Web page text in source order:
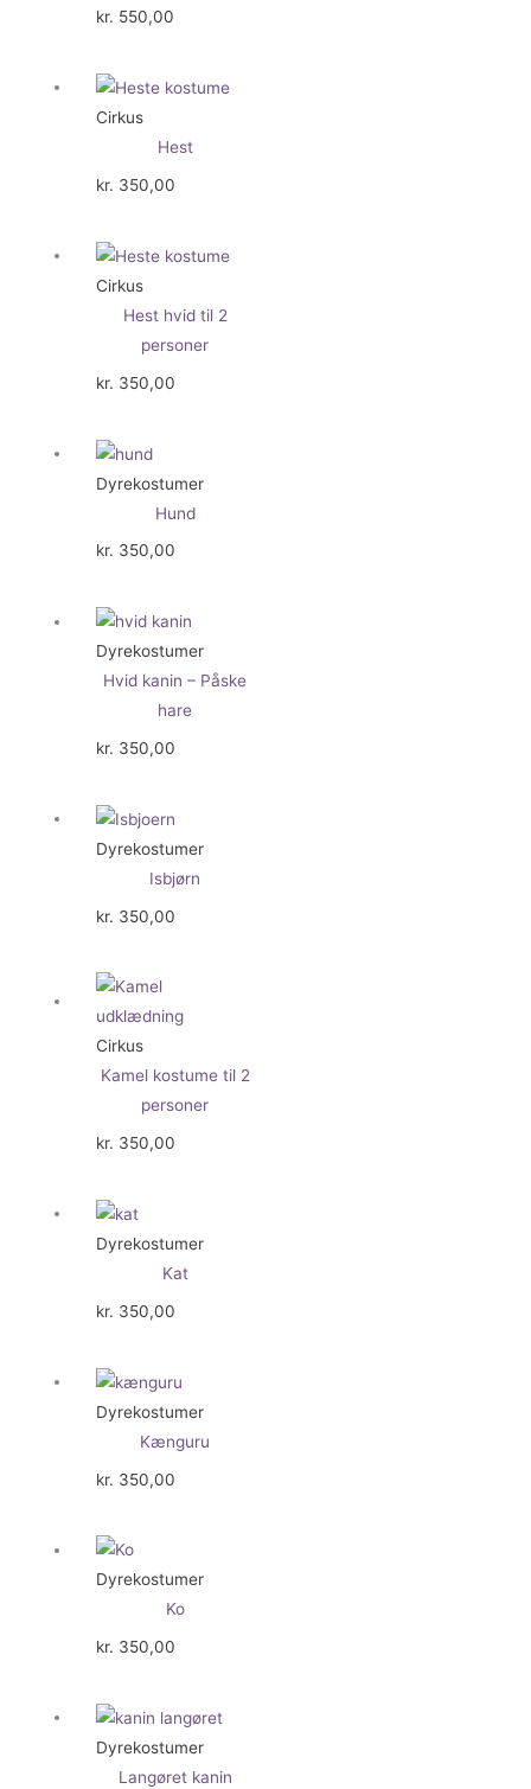
kr. 550,00
Cirkus
Hest
kr. 350,00
Cirkus
Hest hvid til 2
personer
kr. 350,00
Dyrekostumer
Hund
kr. 350,00
Dyrekostumer
Hvid kanin – Påske
hare
kr. 350,00
Dyrekostumer
Isbjørn
kr. 350,00
Cirkus
Kamel kostume til 2
personer
kr. 350,00
Dyrekostumer
Kat
kr. 350,00
Dyrekostumer
Kænguru
kr. 350,00
Dyrekostumer
Ko
kr. 350,00
Dyrekostumer
Langøret kanin